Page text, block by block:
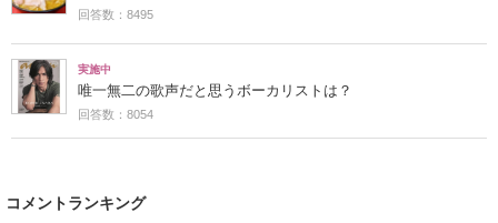
回答数：8495
実施中
唯一無二の歌声だと思うボーカリストは？
回答数：8054
コメントランキング